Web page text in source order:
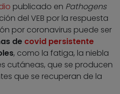
publicado en Pathogens
del VEB por la respuesta
por coronavirus puede ser
de covid persistente
, como la fatiga, la niebla
cutáneas, que se producen
que se recuperan de la